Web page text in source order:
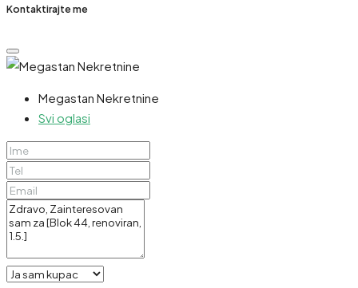
Kontaktirajte me
Megastan Nekretnine
Svi oglasi